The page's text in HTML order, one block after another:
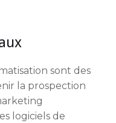
sont des
la prospection
logiciels de